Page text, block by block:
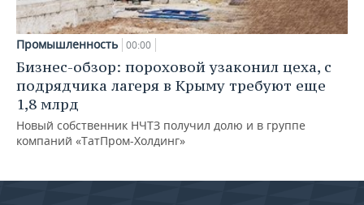
Промышленность 00:00
Бизнес-обзор: пороховой узаконил цеха, с
подрядчика лагеря в Крыму требуют еще
1,8 млрд
Новый собственник НЧТЗ получил долю и в группе
компаний «ТатПром-Холдинг»